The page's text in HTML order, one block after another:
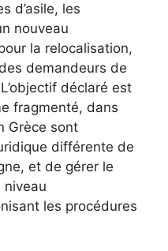
d’asile, les
nouveau
la relocalisation,
demandeurs de
déclaré est
fragmenté, dans
Grèce sont
différente de
et de gérer le
niveau
les procédures